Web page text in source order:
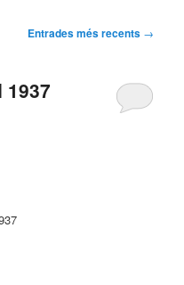
Entrades més recents →
1937